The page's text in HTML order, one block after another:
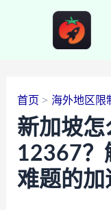
首页 海外地区限
新加坡怎
12367？
难题的加